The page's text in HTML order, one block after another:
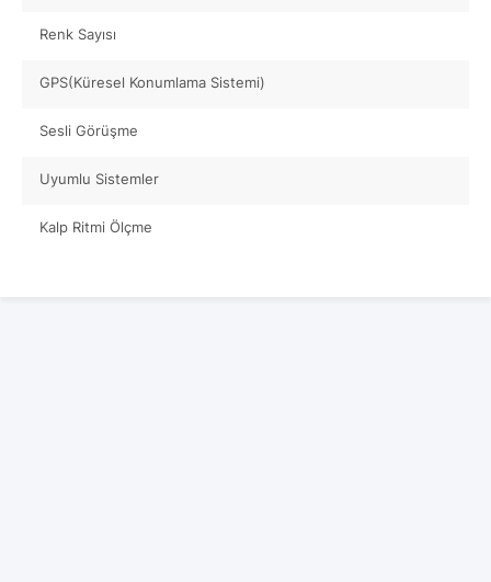
Renk Sayısı
GPS(Küresel Konumlama Sistemi)
Sesli Görüşme
Uyumlu Sistemler
Kalp Ritmi Ölçme